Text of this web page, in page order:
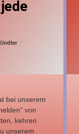
bei unserem
von
kehren
unserem